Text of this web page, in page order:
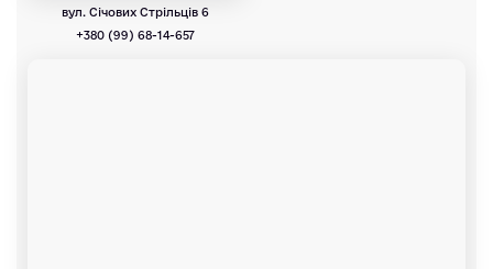
вул. Січових Стрільців 6
+380 (99) 68-14-657